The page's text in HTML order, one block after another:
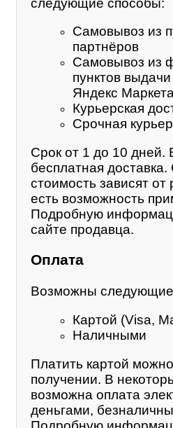
Самовывоз из
партнёров
Самовывоз из
пунктов
Яндекс
Курьерская
Срочная
Срок от 1 до 10 дней.
бесплатная доставка.
стоимость зависят от
есть возможность
Подробную
сайте продавца.
Оплата
Возможны
Картой (Visa,
Наличными
Платить картой
получении. В
возможна оплата
деньгами,